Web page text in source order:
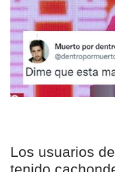
Los usuarios